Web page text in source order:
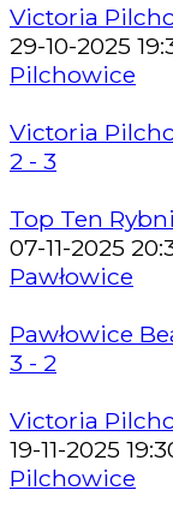
Victoria
29-10-2025
Pilchowice
Victoria
2 - 3
Top Ten
07-11-2025
Pawłowice
Pawłowice
3 - 2
Victoria
19-11-2025
Pilchowice